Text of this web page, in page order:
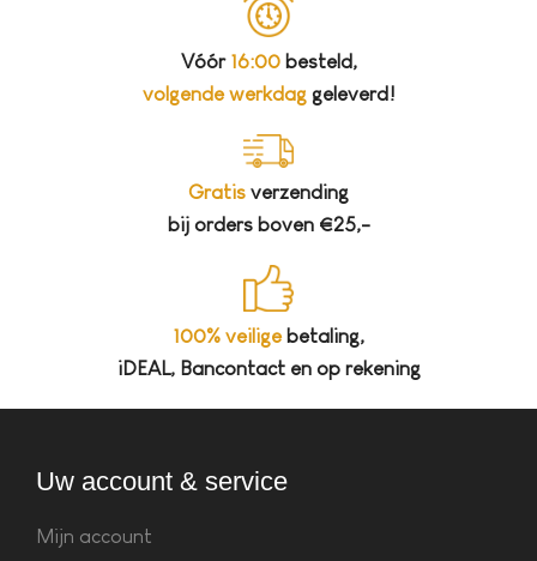
Vóór 16:00besteld,
volgende werkdaggeleverd!
Gratis verzending
bij orders boven €25,-
100% veiligebetaling,
iDEAL, Bancontact en op rekening
Uw account & service
Mijn account